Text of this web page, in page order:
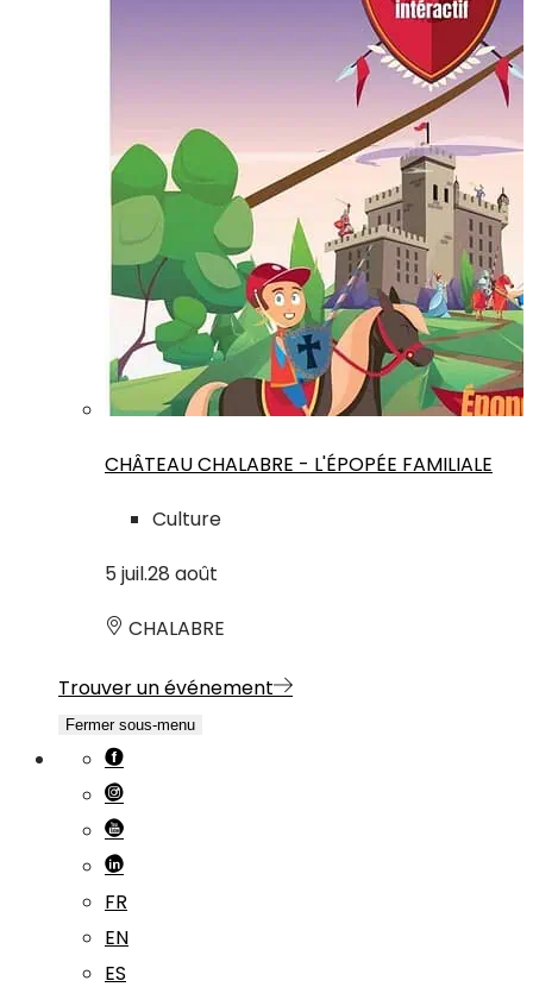
CHÂTEAU CHALABRE - L'ÉPOPÉE FAMILIALE
Culture
5 juil.28 août
CHALABRE
Trouver un événement
Fermer sous-menu
FR
EN
ES